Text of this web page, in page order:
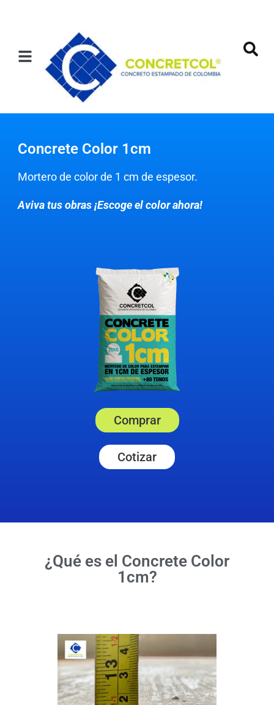
Concrete Color 1cm
Mortero de color de 1 cm de espesor.
Aviva tus obras ¡Escoge el color ahora!
Comprar
Cotizar
¿Qué es el Concrete Color
1cm?